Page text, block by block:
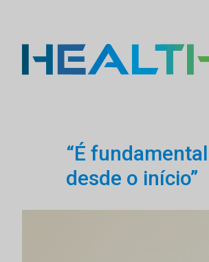
“É
desde o início”